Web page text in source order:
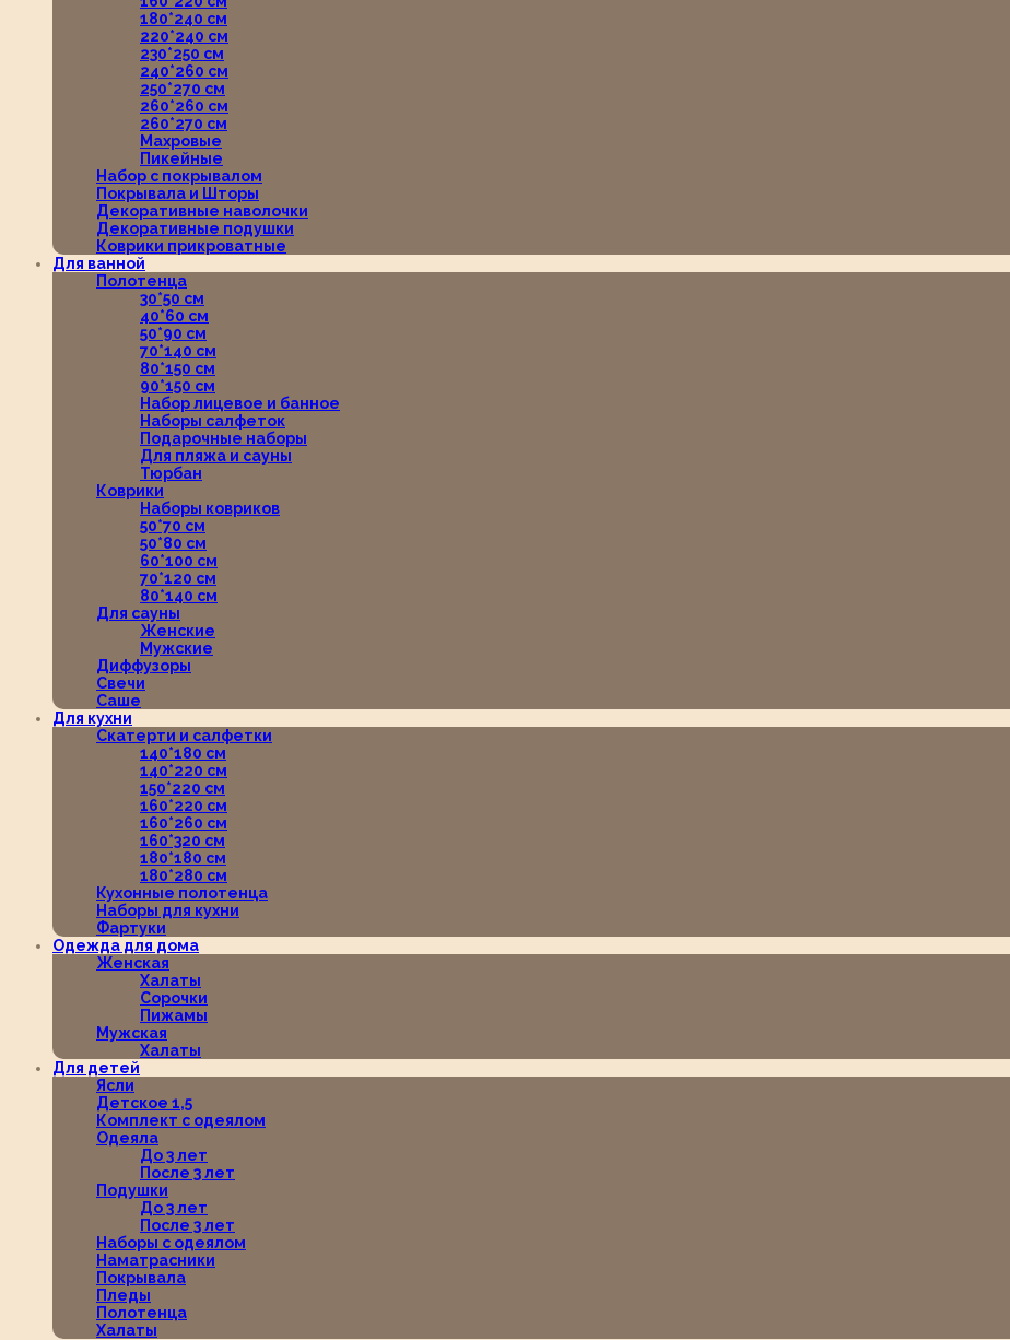
180*240 см
220*240 см
230*250 см
240*260 см
250*270 см
260*260 см
260*270 см
Махровые
Пикейные
Набор с покрывалом
Покрывала и Шторы
Декоративные наволочки
Декоративные подушки
Коврики прикроватные
Для ванной
Полотенца
30*50 см
40*60 см
50*90 см
70*140 см
80*150 см
90*150 см
Набор лицевое и банное
Наборы салфеток
Подарочные наборы
Для пляжа и сауны
Тюрбан
Коврики
Наборы ковриков
50*70 см
50*80 см
60*100 см
70*120 см
80*140 см
Для сауны
Женские
Мужские
Диффузоры
Свечи
Саше
Для кухни
Скатерти и салфетки
140*180 см
140*220 см
150*220 см
160*220 см
160*260 см
160*320 см
180*180 см
180*280 см
Кухонные полотенца
Наборы для кухни
Фартуки
Одежда для дома
Женская
Халаты
Сорочки
Пижамы
Мужская
Халаты
Для детей
Ясли
Детское 1,5
Комплект с одеялом
Одеяла
До 3 лет
После 3 лет
Подушки
До 3 лет
После 3 лет
Наборы с одеялом
Наматрасники
Покрывала
Пледы
Полотенца
Халаты